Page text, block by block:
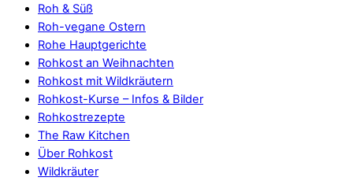
Roh & Süß
Roh-vegane Ostern
Rohe Hauptgerichte
Rohkost an Weihnachten
Rohkost mit Wildkräutern
Rohkost-Kurse – Infos & Bilder
Rohkostrezepte
The Raw Kitchen
Über Rohkost
Wildkräuter